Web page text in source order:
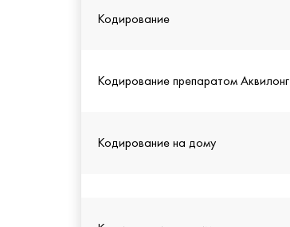
Кодирование
Кодирование препаратом Аквилонг
Кодирование на дому